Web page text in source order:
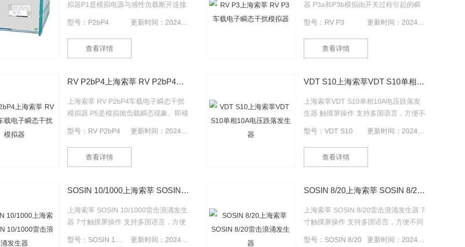
拟器P1是模拟电源与感性负载断开连接
DUT 在车辆上使用时，与感性负载保持
直接并联的情况；P2a是模拟由于线束
电感的原因，使与DUT 并联的装置内电
型号：P2bP4
查看详情
器 P3a和P3b模拟由开关过程引起的瞬
分布电容和分布电感的影响。车载电子
瞬态干扰模拟器RV P3*ISO 7637-2和
GB/T21437的新要求。
型号：RV P3
查看详情
RV P2bP4上海索莘 RV P2bP4车载电子瞬态干扰模拟器
上海索莘 RV P2bP4车载电子瞬态干扰
模拟器 P5是模拟抛负载瞬态现象。即模
流发电机正在产生充电电流，而发电机
电路上仍有其它负载时产生的瞬态。车
载电子瞬态干扰模拟器RV P5*ISO
型号：RV P2bP4
查看详情
VDT S10上海索莘VDT S10单相10A电压跌落发生器
上海索莘VDT S10单相10A电压跌落发
生器 触摸屏操作 支持多国语言，方便不
动检测测试环境并提醒使用者 可编程操
作，实现一键完成设定功能 内置标准等
级参数 ，操作方便快捷 RS232接口，可
型号：VDT S10
查看详情
SOSIN 10/1000上海索莘 SOSIN 10/1000雷击浪涌发生器
上海索莘 SOSIN 10/1000雷击浪涌发生
器 7寸触摸屏操作 支持多国语言，方便
SOSIN 8/20上海索莘 SOSIN 8/20雷击浪涌发生器
上海索莘 SOSIN 8/20雷击浪涌发生器 7
寸触摸屏操作 支持多国语言，方便不同
型号：SOSIN 8/20